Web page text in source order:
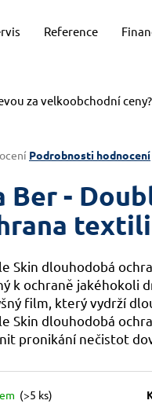
Reference
Podrobnosti hodnocení
Ber -
Skin dlouhodobá
k ochraně jakéhokoli
film, který vydrží
Skin dlouhodobá
pronikání nečistot
(>5 ks)
za velkoobchodní